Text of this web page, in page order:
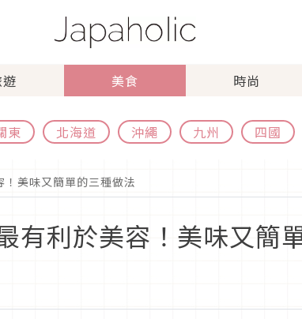
美食 時尚
東 北海道 沖繩 九州 四國
！美味又簡單的三種做法
有利於美容！美味又簡